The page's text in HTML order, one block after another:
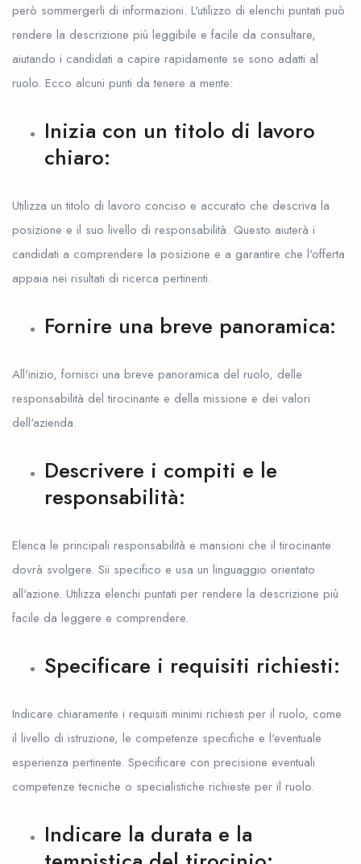
però sommergerli di informazioni. L'utilizzo di elenchi puntati può
rendere la descrizione più leggibile e facile da consultare,
aiutando i candidati a capire rapidamente se sono adatti al
ruolo. Ecco alcuni punti da tenere a mente:
Inizia con un titolo di lavoro
chiaro:
Utilizza un titolo di lavoro conciso e accurato che descriva la
posizione e il suo livello di responsabilità. Questo aiuterà i
candidati a comprendere la posizione e a garantire che l'offerta
appaia nei risultati di ricerca pertinenti.
Fornire una breve panoramica:
All'inizio, fornisci una breve panoramica del ruolo, delle
responsabilità del tirocinante e della missione e dei valori
dell'azienda.
Descrivere i compiti e le
responsabilità:
Elenca le principali responsabilità e mansioni che il tirocinante
dovrà svolgere. Sii specifico e usa un linguaggio orientato
all'azione. Utilizza elenchi puntati per rendere la descrizione più
facile da leggere e comprendere.
Specificare i requisiti richiesti:
Indicare chiaramente i requisiti minimi richiesti per il ruolo, come
il livello di istruzione, le competenze specifiche e l'eventuale
esperienza pertinente. Specificare con precisione eventuali
competenze tecniche o specialistiche richieste per il ruolo.
Indicare la durata e la